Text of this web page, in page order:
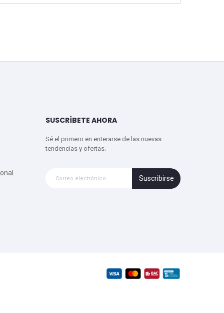
SUSCRÍBETE AHORA
Sé el primero en enterarse de las nuevas
tendencias y ofertas.
Suscribirse